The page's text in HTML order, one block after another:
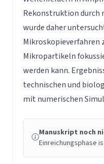
Rekonstruktion durch
wurde daher
Mikroskopieverfahren
Mikropartikeln
werden kann.
technischen und
mit numerischen
Manuskript noch
Einreichungsphase